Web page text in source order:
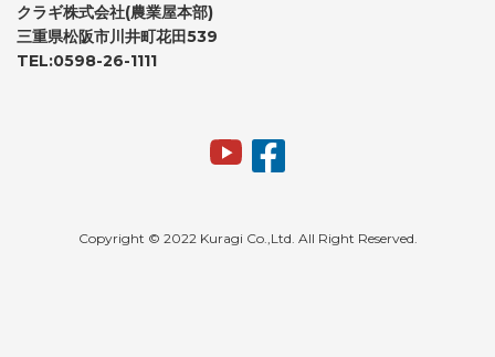
クラギ株式会社(農業屋本部)
三重県松阪市川井町花田539
TEL:0598-26-1111
Copyright © 2022 Kuragi Co.,Ltd. All Right Reserved.